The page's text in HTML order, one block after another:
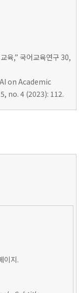
육,” 국어교육연구 30,
on Academic
no. 4 (2023): 112.
이지.